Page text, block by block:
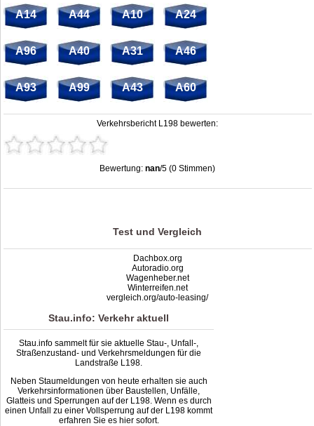
A14 A44 A10 A24
A96 A40 A31 A46
A93 A99 A43 A60
Verkehrsbericht L198 bewerten:
Bewertung:nan/5 (0 Stimmen)
Stau L198: Unfälle, Sperrung & Baustellen | Staumelder L198 ,nanout of5
Test und Vergleich
Dachbox.org
Autoradio.org
Wagenheber.net
Winterreifen.net
vergleich.org/auto-leasing/
Stau.info: Verkehr aktuell
Stau.info sammelt für sie aktuelle Stau-, Unfall-,
Straßenzustand- und Verkehrsmeldungen für die
Landstraße L198.
Neben Staumeldungen von heute erhalten sie auch
Verkehrsinformationen über Baustellen, Unfälle,
Glatteis und Sperrungen auf der L198. Wenn es durch
einen Unfall zu einer Vollsperrung auf der L198 kommt
erfahren Sie es hier sofort.